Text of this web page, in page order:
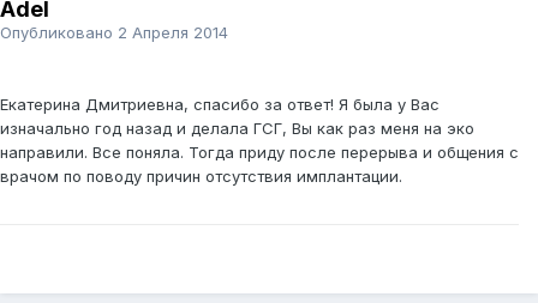
Adel
Опубликовано 2 Апреля 2014
Екатерина Дмитриевна, спасибо за ответ! Я была у Вас
изначально год назад и делала ГСГ, Вы как раз меня на эко
направили. Все поняла. Тогда приду после перерыва и общения с
врачом по поводу причин отсутствия имплантации.